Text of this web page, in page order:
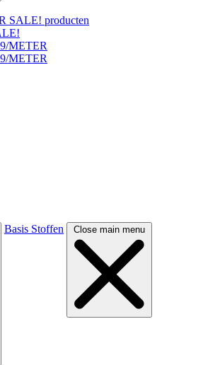
SALE! producten
METER
METER
Basis Stoffen Close main menu